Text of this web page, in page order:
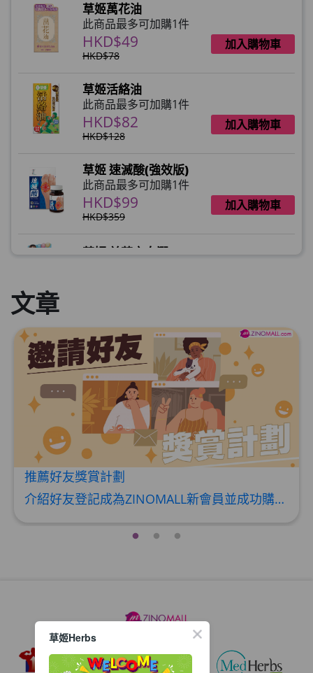
草姬萬花油
此商品最多可加購1件
HKD$49
HKD$78
加入購物車
草姬活絡油
此商品最多可加購1件
HKD$82
HKD$128
加入購物車
草姬 速滅酸(強效版)
此商品最多可加購1件
HKD$99
HKD$359
加入購物車
草姬 益菌之白潤
此商品最多可加購1件
HKD$169
HKD$369
加入購物車
男補精力丸5:1 (到期日2028年1月)
此商品最多可加購1件
HKD$169
HKD$449
加入購物車
理膚泉 無香大哥大防曬 50ml (2027年4
月)
HKD$88
此商品最多可加購1件
HKD$85
HKD$145
文章
推薦好友獎賞計劃
介紹好友登記成為ZINOMALL新會員並成功購物，您即可獲得$50Mall Dollar現金回贈，你的好友亦可同時獲得$50Mall Dollar現金回贈。 **舊會員必須完成首張訂單才可開通邀請好友獎賞計劃** 1. 舊會員可於 我的帳戶>>>邀請好友獎賞 中找到 好友推薦碼 (紅圈位置) 2. 會員可複製好友推薦碼並透過 Whatsapp / Facebook / Email分享給自己好友。推薦好友次數不限，介紹愈多新朋友，可獲得愈多Mall Dollar現金回贈。 3. 好友
草姬Herbs